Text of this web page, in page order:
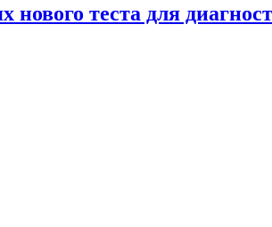
нового теста для